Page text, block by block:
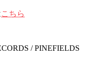
こちら
/ PINEFIELDS